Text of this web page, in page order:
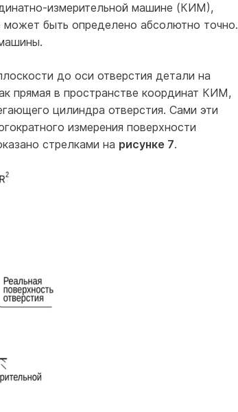
измерительной машине (КИМ),
быть определено абсолютно точно.
до оси отверстия детали на
прямая в пространстве координат КИМ,
цилиндра отверстия. Сами эти
измерения поверхности
стрелками на рисунке 7.